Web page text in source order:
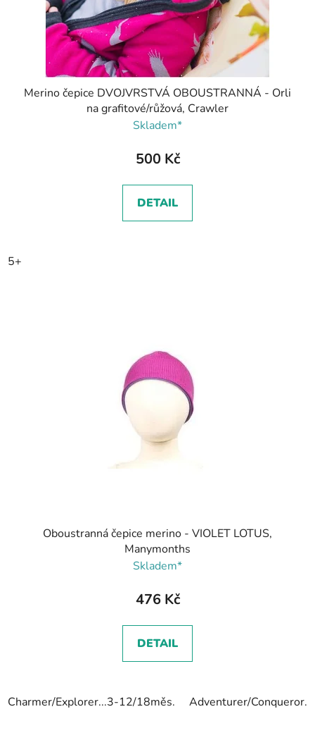
Merino čepice DVOJVRSTVÁ OBOUSTRANNÁ - Orli
na grafitové/růžová, Crawler
Skladem*
500 Kč
DETAIL
5+
Oboustranná čepice merino - VIOLET LOTUS,
Manymonths
Skladem*
476 Kč
DETAIL
Charmer/Explorer...3-12/18měs. Adventurer/